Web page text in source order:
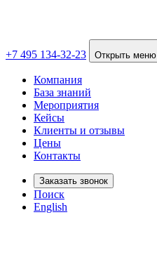
+7 495 134-32-23 Открыть меню
Компания
База знаний
Мероприятия
Кейсы
Клиенты и отзывы
Цены
Контакты
Заказать звонок
Поиск
English